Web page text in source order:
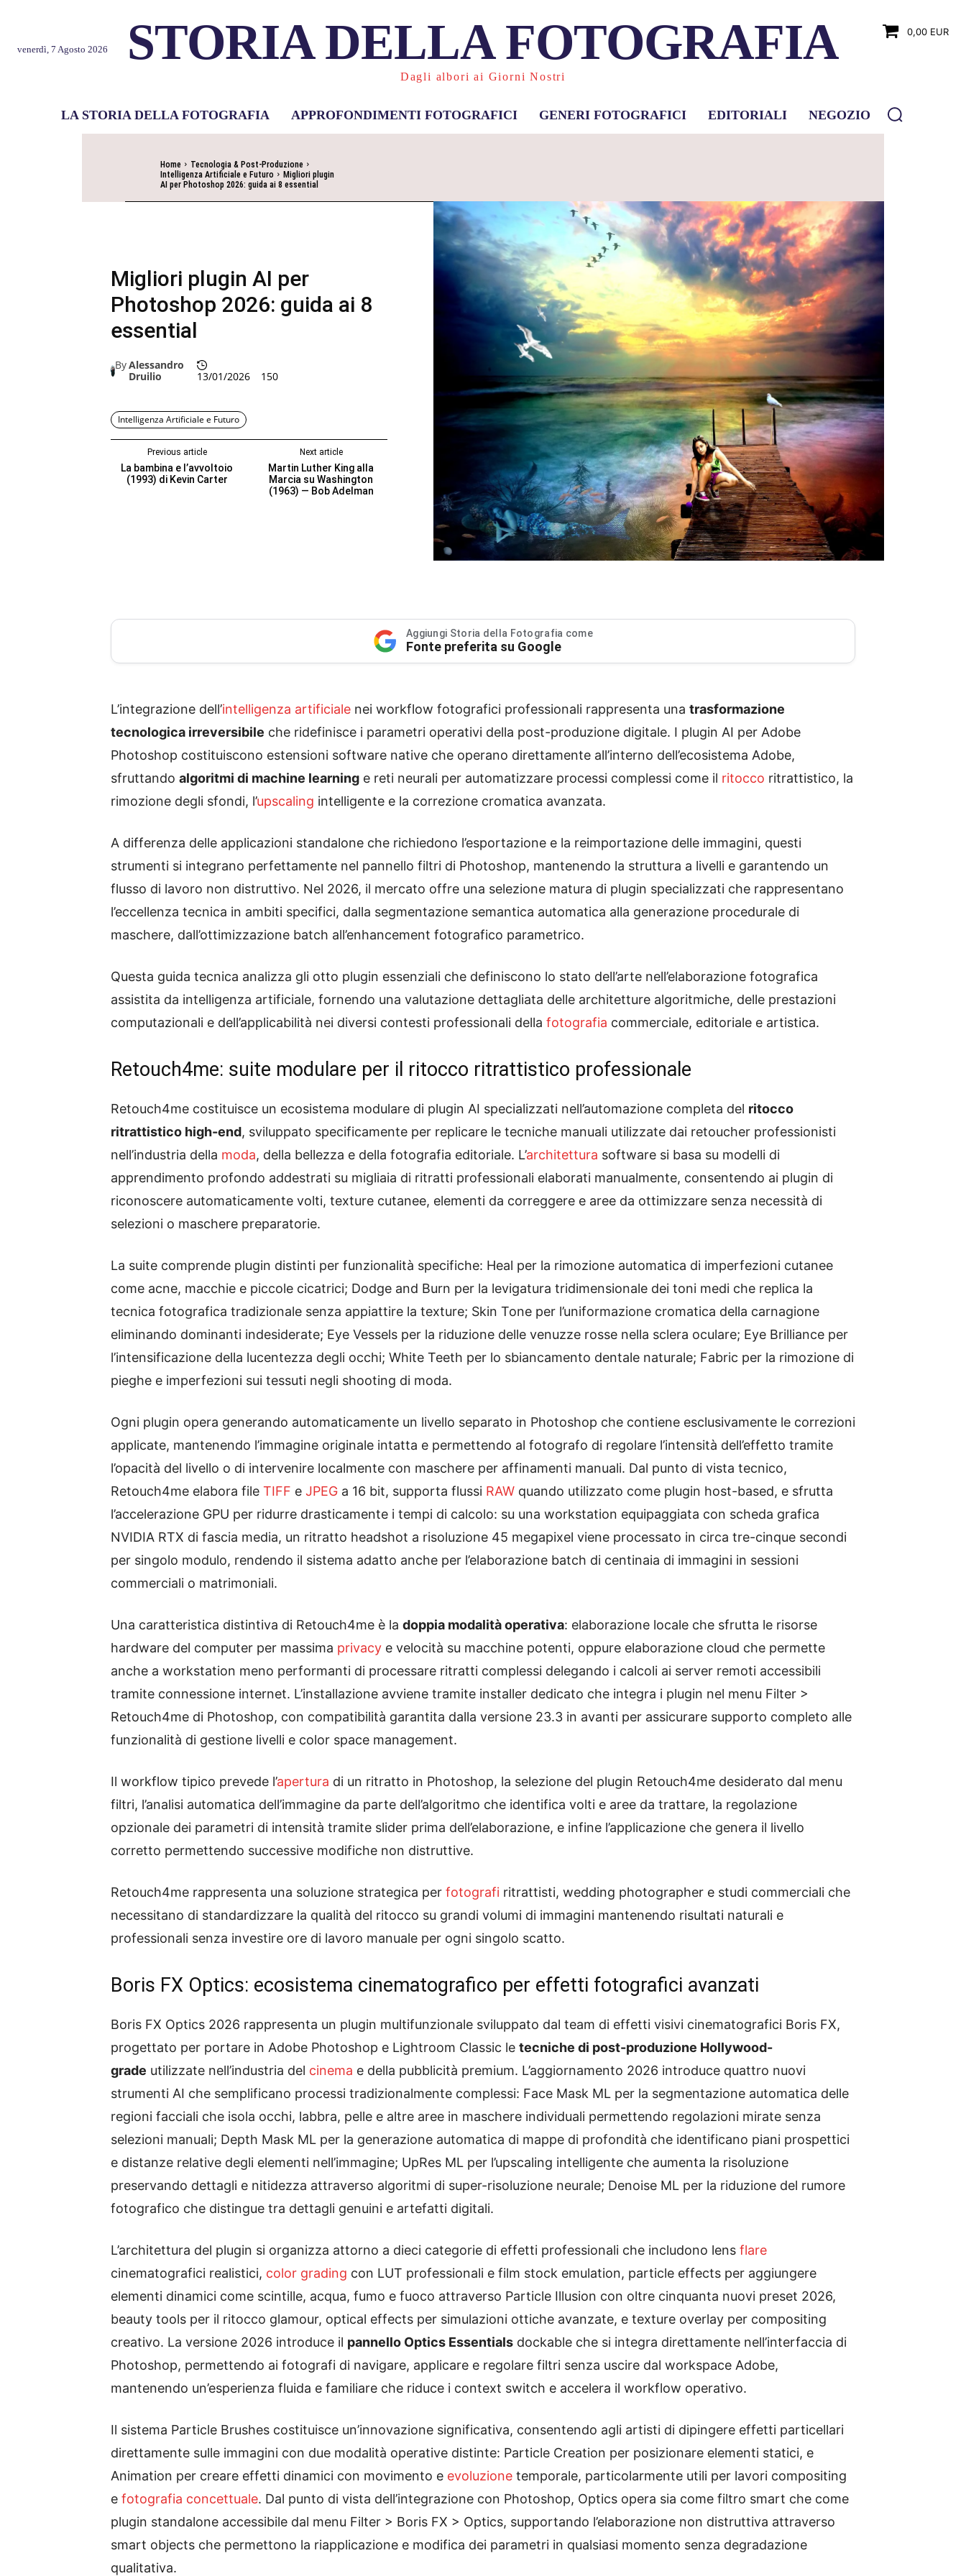
venerdì, 7 Agosto 2026 STORIA DELLA FOTOGRAFIA
Dagli albori ai Giorni Nostri
0,00 EUR
LA STORIA DELLA FOTOGRAFIA APPROFONDIMENTI FOTOGRAFICI GENERI FOTOGRAFICI EDITORIALI NEGOZIO
Home
Tecnologia & Post-Produzione
Intelligenza Artificiale e Futuro
Migliori plugin
AI per Photoshop 2026: guida ai 8 essential
Migliori plugin AI per
Photoshop 2026: guida ai 8
essential
ByAlessandro
Druilio
13/01/2026 150
Intelligenza Artificiale e Futuro
Previous article
La bambina e l’avvoltoio
(1993) di Kevin Carter
Next article
Martin Luther King alla
Marcia su Washington
(1963) — Bob Adelman
Aggiungi Storia della Fotografia come
Fonte preferita su Google
L’integrazione dell’intelligenza artificiale nei workflow fotografici professionali rappresenta una trasformazione
tecnologica irreversibile che ridefinisce i parametri operativi della post-produzione digitale. I plugin AI per Adobe
Photoshop costituiscono estensioni software native che operano direttamente all’interno dell’ecosistema Adobe,
sfruttando algoritmi di machine learning e reti neurali per automatizzare processi complessi come il ritocco ritrattistico, la
rimozione degli sfondi, l’upscaling intelligente e la correzione cromatica avanzata.
A differenza delle applicazioni standalone che richiedono l’esportazione e la reimportazione delle immagini, questi
strumenti si integrano perfettamente nel pannello filtri di Photoshop, mantenendo la struttura a livelli e garantendo un
flusso di lavoro non distruttivo. Nel 2026, il mercato offre una selezione matura di plugin specializzati che rappresentano
l’eccellenza tecnica in ambiti specifici, dalla segmentazione semantica automatica alla generazione procedurale di
maschere, dall’ottimizzazione batch all’enhancement fotografico parametrico.
Questa guida tecnica analizza gli otto plugin essenziali che definiscono lo stato dell’arte nell’elaborazione fotografica
assistita da intelligenza artificiale, fornendo una valutazione dettagliata delle architetture algoritmiche, delle prestazioni
computazionali e dell’applicabilità nei diversi contesti professionali della fotografia commerciale, editoriale e artistica.
Retouch4me: suite modulare per il ritocco ritrattistico professionale
Retouch4me costituisce un ecosistema modulare di plugin AI specializzati nell’automazione completa del ritocco
ritrattistico high-end, sviluppato specificamente per replicare le tecniche manuali utilizzate dai retoucher professionisti
nell’industria della moda, della bellezza e della fotografia editoriale. L’architettura software si basa su modelli di
apprendimento profondo addestrati su migliaia di ritratti professionali elaborati manualmente, consentendo ai plugin di
riconoscere automaticamente volti, texture cutanee, elementi da correggere e aree da ottimizzare senza necessità di
selezioni o maschere preparatorie.
La suite comprende plugin distinti per funzionalità specifiche: Heal per la rimozione automatica di imperfezioni cutanee
come acne, macchie e piccole cicatrici; Dodge and Burn per la levigatura tridimensionale dei toni medi che replica la
tecnica fotografica tradizionale senza appiattire la texture; Skin Tone per l’uniformazione cromatica della carnagione
eliminando dominanti indesiderate; Eye Vessels per la riduzione delle venuzze rosse nella sclera oculare; Eye Brilliance per
l’intensificazione della lucentezza degli occhi; White Teeth per lo sbiancamento dentale naturale; Fabric per la rimozione di
pieghe e imperfezioni sui tessuti negli shooting di moda.
Ogni plugin opera generando automaticamente un livello separato in Photoshop che contiene esclusivamente le correzioni
applicate, mantenendo l’immagine originale intatta e permettendo al fotografo di regolare l’intensità dell’effetto tramite
l’opacità del livello o di intervenire localmente con maschere per affinamenti manuali. Dal punto di vista tecnico,
Retouch4me elabora file TIFF e JPEG a 16 bit, supporta flussi RAW quando utilizzato come plugin host-based, e sfrutta
l’accelerazione GPU per ridurre drasticamente i tempi di calcolo: su una workstation equipaggiata con scheda grafica
NVIDIA RTX di fascia media, un ritratto headshot a risoluzione 45 megapixel viene processato in circa tre-cinque secondi
per singolo modulo, rendendo il sistema adatto anche per l’elaborazione batch di centinaia di immagini in sessioni
commerciali o matrimoniali.
Una caratteristica distintiva di Retouch4me è la doppia modalità operativa: elaborazione locale che sfrutta le risorse
hardware del computer per massima privacy e velocità su macchine potenti, oppure elaborazione cloud che permette
anche a workstation meno performanti di processare ritratti complessi delegando i calcoli ai server remoti accessibili
tramite connessione internet. L’installazione avviene tramite installer dedicato che integra i plugin nel menu Filter >
Retouch4me di Photoshop, con compatibilità garantita dalla versione 23.3 in avanti per assicurare supporto completo alle
funzionalità di gestione livelli e color space management.
Il workflow tipico prevede l’apertura di un ritratto in Photoshop, la selezione del plugin Retouch4me desiderato dal menu
filtri, l’analisi automatica dell’immagine da parte dell’algoritmo che identifica volti e aree da trattare, la regolazione
opzionale dei parametri di intensità tramite slider prima dell’elaborazione, e infine l’applicazione che genera il livello
corretto permettendo successive modifiche non distruttive.
Retouch4me rappresenta una soluzione strategica per fotografi ritrattisti, wedding photographer e studi commerciali che
necessitano di standardizzare la qualità del ritocco su grandi volumi di immagini mantenendo risultati naturali e
professionali senza investire ore di lavoro manuale per ogni singolo scatto.
Boris FX Optics: ecosistema cinematografico per effetti fotografici avanzati
Boris FX Optics 2026 rappresenta un plugin multifunzionale sviluppato dal team di effetti visivi cinematografici Boris FX,
progettato per portare in Adobe Photoshop e Lightroom Classic le tecniche di post-produzione Hollywood-
grade utilizzate nell’industria del cinema e della pubblicità premium. L’aggiornamento 2026 introduce quattro nuovi
strumenti AI che semplificano processi tradizionalmente complessi: Face Mask ML per la segmentazione automatica delle
regioni facciali che isola occhi, labbra, pelle e altre aree in maschere individuali permettendo regolazioni mirate senza
selezioni manuali; Depth Mask ML per la generazione automatica di mappe di profondità che identificano piani prospettici
e distanze relative degli elementi nell’immagine; UpRes ML per l’upscaling intelligente che aumenta la risoluzione
preservando dettagli e nitidezza attraverso algoritmi di super-risoluzione neurale; Denoise ML per la riduzione del rumore
fotografico che distingue tra dettagli genuini e artefatti digitali.
L’architettura del plugin si organizza attorno a dieci categorie di effetti professionali che includono lens flare
cinematografici realistici, color grading con LUT professionali e film stock emulation, particle effects per aggiungere
elementi dinamici come scintille, acqua, fumo e fuoco attraverso Particle Illusion con oltre cinquanta nuovi preset 2026,
beauty tools per il ritocco glamour, optical effects per simulazioni ottiche avanzate, e texture overlay per compositing
creativo. La versione 2026 introduce il pannello Optics Essentials dockable che si integra direttamente nell’interfaccia di
Photoshop, permettendo ai fotografi di navigare, applicare e regolare filtri senza uscire dal workspace Adobe,
mantenendo un’esperienza fluida e familiare che riduce i context switch e accelera il workflow operativo.
Il sistema Particle Brushes costituisce un’innovazione significativa, consentendo agli artisti di dipingere effetti particellari
direttamente sulle immagini con due modalità operative distinte: Particle Creation per posizionare elementi statici, e
Animation per creare effetti dinamici con movimento e evoluzione temporale, particolarmente utili per lavori compositing
e fotografia concettuale. Dal punto di vista dell’integrazione con Photoshop, Optics opera sia come filtro smart che come
plugin standalone accessibile dal menu Filter > Boris FX > Optics, supportando l’elaborazione non distruttiva attraverso
smart objects che permettono la riapplicazione e modifica dei parametri in qualsiasi momento senza degradazione
qualitativa.